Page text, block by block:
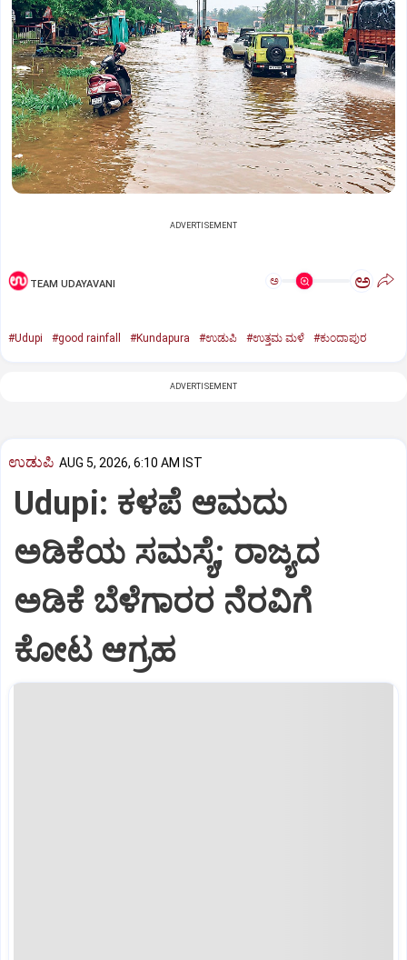
ADVERTISEMENT
TEAM UDAYAVANI ಅ ಅ
#Udupi #good rainfall #Kundapura #ಉಡುಪಿ #ಉತ್ತಮ ಮಳೆ #ಕುಂದಾಪುರ
ADVERTISEMENT
ಉಡುಪಿ AUG 5, 2026, 6:10 AM IST
Udupi: ಕಳಪೆ ಆಮದು
ಅಡಿಕೆಯ ಸಮಸ್ಯೆ; ರಾಜ್ಯದ
ಅಡಿಕೆ ಬೆಳೆಗಾರರ ನೆರವಿಗೆ
ಕೋಟ ಆಗ್ರಹ